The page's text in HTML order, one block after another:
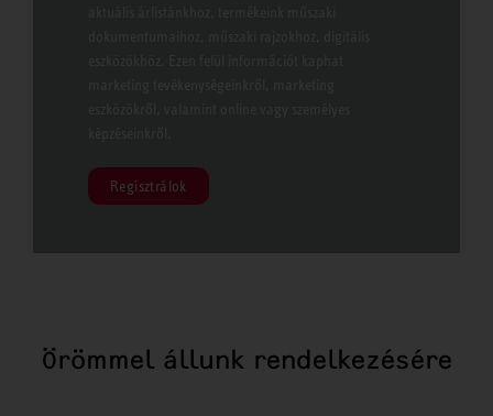
Regisztrálok
Örömmel állunk rendelkezésére